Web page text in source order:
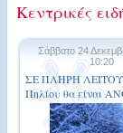
Κεντρικές
Σάββατο 24
10:20
ΣΕ ΠΛΗΡΗ
Πηλίου θα είναι